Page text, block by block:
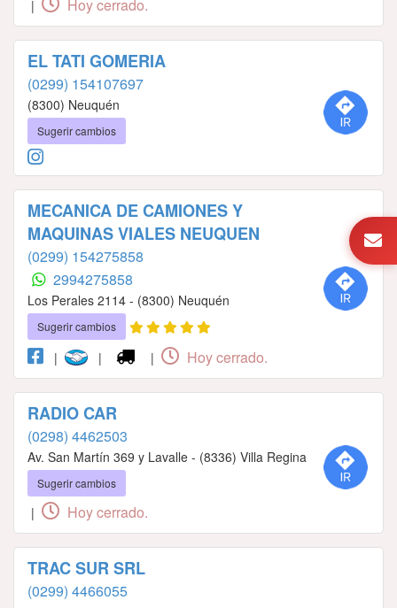
| Hoy cerrado.
EL TATI GOMERIA
(0299) 154107697
(8300) Neuquén
Sugerir cambios
MECANICA DE CAMIONES Y
MAQUINAS VIALES NEUQUEN
(0299) 154275858
2994275858
Los Perales 2114 - (8300) Neuquén
Sugerir cambios
| | | Hoy cerrado.
RADIO CAR
(0298) 4462503
Av. San Martín 369 y Lavalle - (8336) Villa Regina
Sugerir cambios
| Hoy cerrado.
TRAC SUR SRL
(0299) 4466055